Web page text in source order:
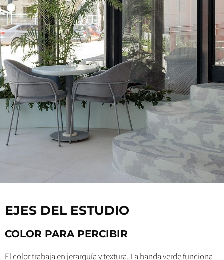
EJES DEL ESTUDIO
COLOR PARA PERCIBIR
El color trabaja en jerarquía y textura. La banda verde funciona